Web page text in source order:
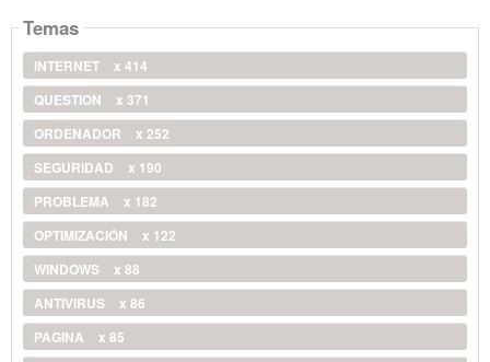
Temas
INTERNET
x 414
QUESTION
x 371
ORDENADOR
x 252
SEGURIDAD
x 190
PROBLEMA
x 182
OPTIMIZACIÓN
x 122
WINDOWS
x 88
ANTIVIRUS
x 86
PAGINA
x 85